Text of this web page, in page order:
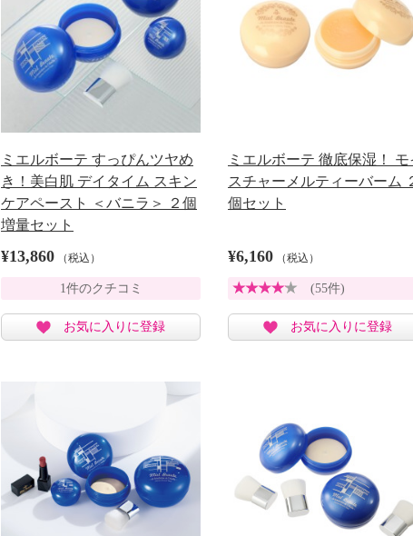
ミエルボーテ すっぴんツヤめ
き！美白肌 デイタイム スキン
ケアペースト ＜バニラ＞ ２個
増量セット
¥13,860 （税込）
1件のクチコミ
お気に入りに登録
ミエルボーテ 徹底保湿！ モ
スチャーメルティーバーム
個セット
¥6,160 （税込）
(55件)
お気に入りに登録